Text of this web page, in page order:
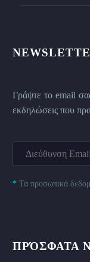
Γράψτε το email
εκδηλώσεις που
* Τα προσωπικά
ΠΡΌΣΦΑΤΑ